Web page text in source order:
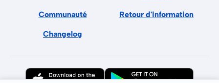
Communauté Retour d'information
Changelog